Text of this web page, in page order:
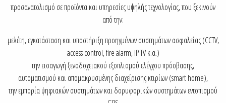
προσανατολισμό σε προϊόντα και υπηρεσίες υψηλής τεχνολογίας, που ξεκινούν
από την:
μελέτη, εγκατάσταση και υποστήριξη προηγμένων συστημάτων ασφαλείας (CCTV,
access control, fire alarm, IP TV κ.α.)
την εισαγωγή ξενοδοχειακού εξοπλισμού ελέγχου πρόσβασης,
αυτοματισμού και απομακρυσμένης διαχείρισης κτιρίων (smart home),
την εμπορία ψηφιακών συστημάτων και δορυφορικών συστημάτων εντοπισμού